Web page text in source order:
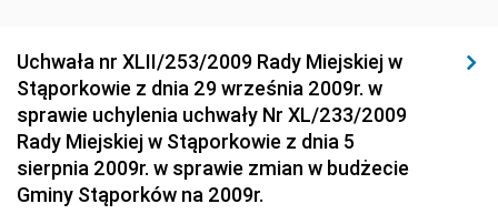
Dziennik Urzędowy Ministra Budownictwa i Przemysłu
Materiałów Budowlanych
Dziennik Urzędowy Ministra Infrastruktury i Rozwoju
Dziennik Urzędowy Głównego Inspektoratu Ochrony
Środowiska
Uchwała nr XLII/253/2009 Rady Miejskiej w
Stąporkowie z dnia 29 września 2009r. w
sprawie uchylenia uchwały Nr XL/233/2009
Rady Miejskiej w Stąporkowie z dnia 5
sierpnia 2009r. w sprawie zmian w budżecie
Gminy Stąporków na 2009r.